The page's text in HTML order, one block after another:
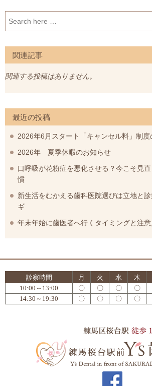
関連記事
関連する投稿はありません。
最近の投稿
2026年6月スタート「キャンセル料」制度
2026年 夏季休暇のお知らせ
口呼吸が花粉症を悪化させる？今こそ見
慣
新生活をむかえる歯科医院選びは立地と
ギ
年末年始に歯医者へ行くタイミングと注意
診察時間 月 火 水 木
10:00～13:00
〇 〇 〇 〇
14:30～19:30
〇 〇 〇 〇